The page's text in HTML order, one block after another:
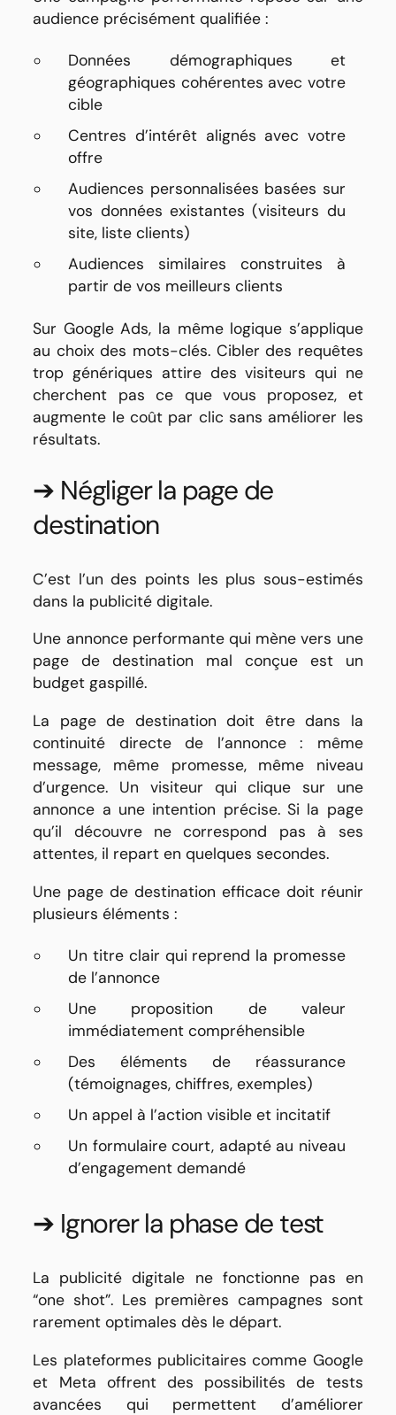
audience précisément qualifiée :
Données démographiques et
géographiques cohérentes avec votre
cible
Centres d’intérêt alignés avec votre
offre
Audiences personnalisées basées sur
vos données existantes (visiteurs du
site, liste clients)
Audiences similaires construites à
partir de vos meilleurs clients
Sur Google Ads, la même logique s’applique
au choix des mots-clés. Cibler des requêtes
trop génériques attire des visiteurs qui ne
cherchent pas ce que vous proposez, et
augmente le coût par clic sans améliorer les
résultats.
➔ Négliger la page de
destination
C’est l’un des points les plus sous-estimés
dans la publicité digitale.
Une annonce performante qui mène vers une
page de destination mal conçue est un
budget gaspillé.
La page de destination doit être dans la
continuité directe de l’annonce : même
message, même promesse, même niveau
d’urgence. Un visiteur qui clique sur une
annonce a une intention précise. Si la page
qu’il découvre ne correspond pas à ses
attentes, il repart en quelques secondes.
Une page de destination efficace doit réunir
plusieurs éléments :
Un titre clair qui reprend la promesse
de l’annonce
Une proposition de valeur
immédiatement compréhensible
Des éléments de réassurance
(témoignages, chiffres, exemples)
Un appel à l’action visible et incitatif
Un formulaire court, adapté au niveau
d’engagement demandé
➔ Ignorer la phase de test
La publicité digitale ne fonctionne pas en
“one shot”. Les premières campagnes sont
rarement optimales dès le départ.
Les plateformes publicitaires comme Google
et Meta offrent des possibilités de tests
avancées qui permettent d’améliorer